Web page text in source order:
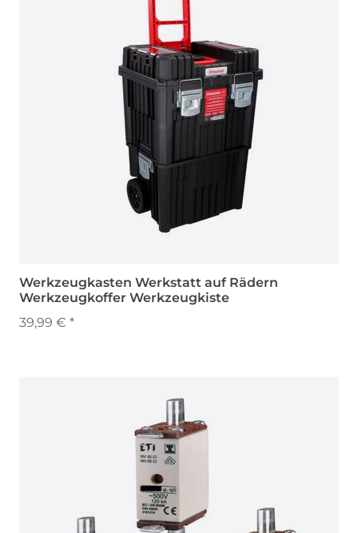
Werkzeugkasten Werkstatt auf Rädern
Werkzeugkoffer Werkzeugkiste
39,99 € *